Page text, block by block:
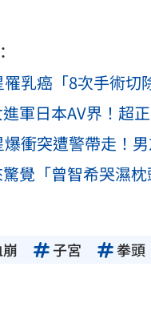
罹乳癌「8次手術
軍日本AV界！超
衝突遭警帶走！
覺「曾智希哭濕
子宮 拳頭